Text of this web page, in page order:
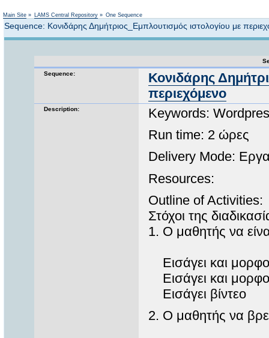
Main Site » LAMS Central Repository » One Sequence
Sequence: Κονιδάρης Δημήτριος_Εμπλουτισμός ιστολογίου με
Sequence:
Κονιδάρης
περιεχόμενο
Description:
Keywords:
Run time: 2 ώρες
Delivery Mode:
Resources:
Outline of Activities:
Στόχοι της
1. Ο μαθητής να
Εισάγει και
Εισάγει και
Εισάγει βίντεο
2. Ο μαθητής να